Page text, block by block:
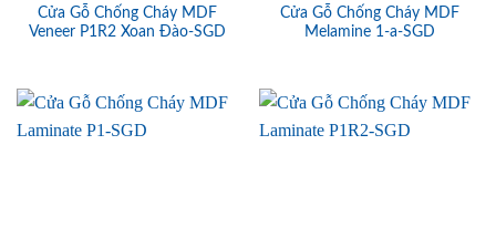
Cửa Gỗ Chống Cháy MDF
Veneer P1R2 Xoan Đào-SGD
Cửa Gỗ Chống Cháy MDF
Melamine 1-a-SGD